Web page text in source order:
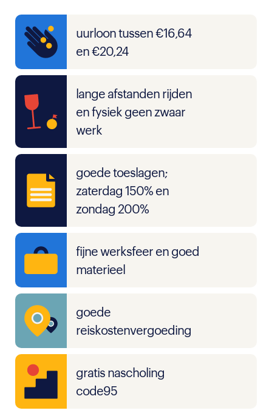
uurloon tussen €16,64
en €20,24
lange afstanden rijden
en fysiek geen zwaar
werk
goede toeslagen;
zaterdag 150% en
zondag 200%
fijne werksfeer en goed
materieel
goede
reiskostenvergoeding
gratis nascholing
code95